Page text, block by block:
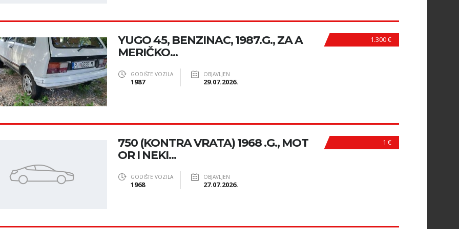
1.300 €
YUGO 45, BENZINAC, 1987.G., ZA A
MERIČKO...
GODIŠTE VOZILA
1987
OBJAVLJEN
29.07.2026.
1 €
750 (KONTRA VRATA) 1968 .G., MOT
OR I NEKI...
GODIŠTE VOZILA
1968
OBJAVLJEN
27.07.2026.